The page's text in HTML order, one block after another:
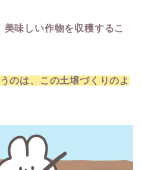
味しい作物を収穫するこ
のは、この土壌づくりのよ